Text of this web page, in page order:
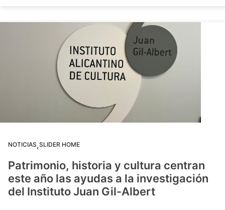
NOTICIAS,SLIDER HOME
Patrimonio, historia y cultura centran
este año las ayudas a la investigación
del Instituto Juan Gil-Albert